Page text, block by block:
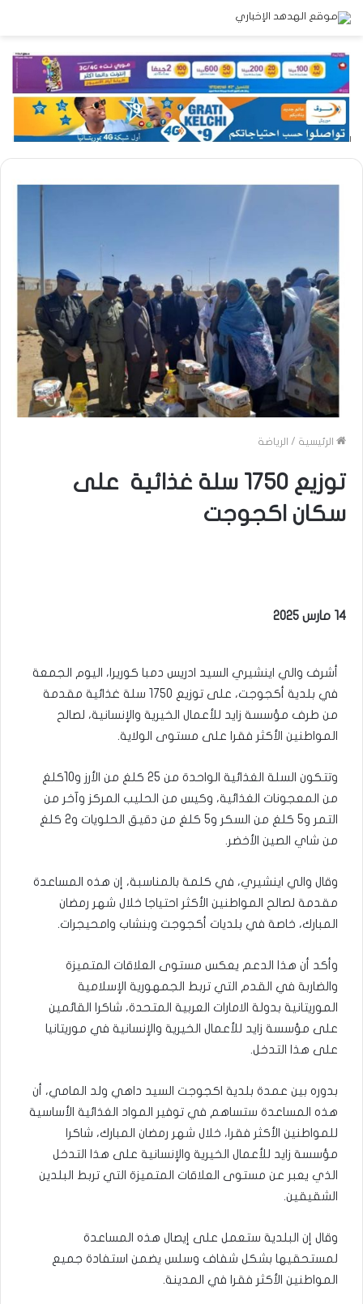
الرئيسية / الرياضة
توزيع 1750 سلة غذائية على
سكان اكجوجت
أشرف والي اينشيري السيد ادريس دمبا كوريرا، اليوم الجمعة
في بلدية أكجوجت، على توزيع 1750 سلة غذائية مقدمة
من طرف مؤسسة زايد للأعمال الخيرية والإنسانية، لصالح
المواطنين الأكثر فقرا على مستوى الولاية.
وتتكون السلة الغذائية الواحدة من 25 كلغ من الأرز و10كلغ
من المعجونات الغذائية، وكيس من الحليب المركز وآخر من
التمر و5 كلغ من السكر و5 كلغ من دقيق الحلويات و2 كلغ
من شاي الصين الأخضر.
وقال والي اينشيري، في كلمة بالمناسبة، إن هذه المساعدة
مقدمة لصالح المواطنين الأكثر احتياجا خلال شهر رمضان
المبارك، خاصة في بلديات أكجوجت وبنشاب وامحيجرات.
وأكد أن هذا الدعم يعكس مستوى العلاقات المتميزة
والضاربة في القدم التي تربط الجمهورية الإسلامية
الموريتانية بدولة الامارات العربية المتحدة، شاكرا القائمين
على مؤسسة زايد للأعمال الخيرية والإنسانية في موريتانيا
على هذا التدخل.
بدوره بين عمدة بلدية اكجوجت السيد داهي ولد المامي، أن
هذه المساعدة ستساهم في توفير المواد الغذائية الأساسية
للمواطنين الأكثر فقرا، خلال شهر رمضان المبارك، شاكرا
مؤسسة زايد للأعمال الخيرية والإنسانية على هذا التدخل
الذي يعبر عن مستوى العلاقات المتميزة التي تربط البلدين
الشقيقين.
وقال إن البلدية ستعمل على إيصال هذه المساعدة
لمستحقيها بشكل شفاف وسلس يضمن استفادة جميع
المواطنين الأكثر فقرا في المدينة.